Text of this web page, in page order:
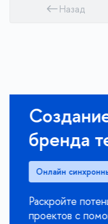
Назад
бренда
Онлайн синхронный
Раскройте
проектов с